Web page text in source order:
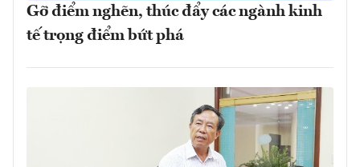
Gỡ điểm nghẽn, thúc đẩy các ngành kinh
tế trọng điểm bứt phá